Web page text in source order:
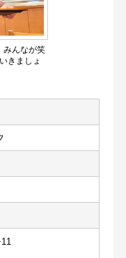
みんなが笑
きましょ